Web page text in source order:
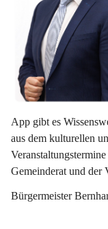
App gibt es
aus dem kulturellen
Gemeinderat und der
Bürgermeister